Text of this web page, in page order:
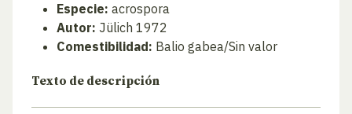
Especie: acrospora
Autor: Jülich 1972
Comestibilidad: Balio gabea/Sin valor
Texto de descripción